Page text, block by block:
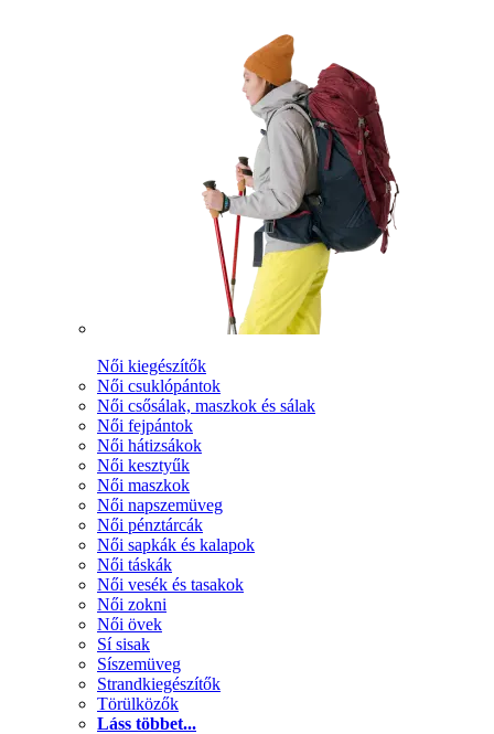
Női kiegészítők
Női csuklópántok
Női csősálak, maszkok és sálak
Női fejpántok
Női hátizsákok
Női kesztyűk
Női maszkok
Női napszemüveg
Női pénztárcák
Női sapkák és kalapok
Női táskák
Női vesék és tasakok
Női zokni
Női övek
Sí sisak
Síszemüveg
Strandkiegészítők
Törülközők
Láss többet...